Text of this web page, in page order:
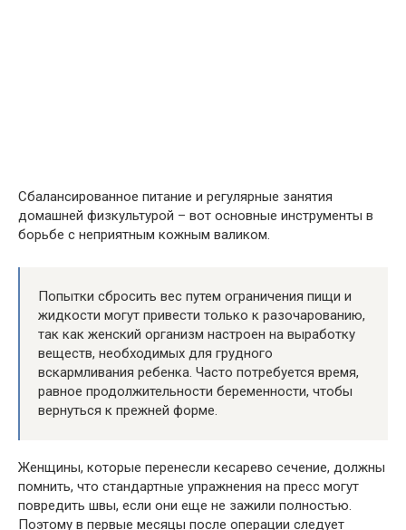
Сбалансированное питание и регулярные занятия
домашней физкультурой – вот основные инструменты в
борьбе с неприятным кожным валиком.
Попытки сбросить вес путем ограничения пищи и
жидкости могут привести только к разочарованию,
так как женский организм настроен на выработку
веществ, необходимых для грудного
вскармливания ребенка. Часто потребуется время,
равное продолжительности беременности, чтобы
вернуться к прежней форме.
Женщины, которые перенесли кесарево сечение, должны
помнить, что стандартные упражнения на пресс могут
повредить швы, если они еще не зажили полностью.
Поэтому в первые месяцы после операции следует